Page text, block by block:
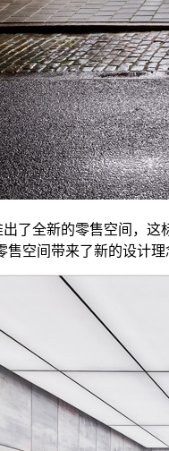
了全新的零售空间，
售空间带来了新的设计理